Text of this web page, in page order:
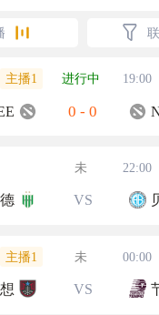
主播1 进行中 19:00
0 - 0
未 22:00
VS
主播1 未 00:00
VS